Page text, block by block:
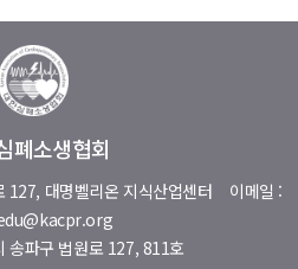
폐소생협회
127, 대명벨리온 지식산업센터 이메일 :
송파구 법원로 127, 811호